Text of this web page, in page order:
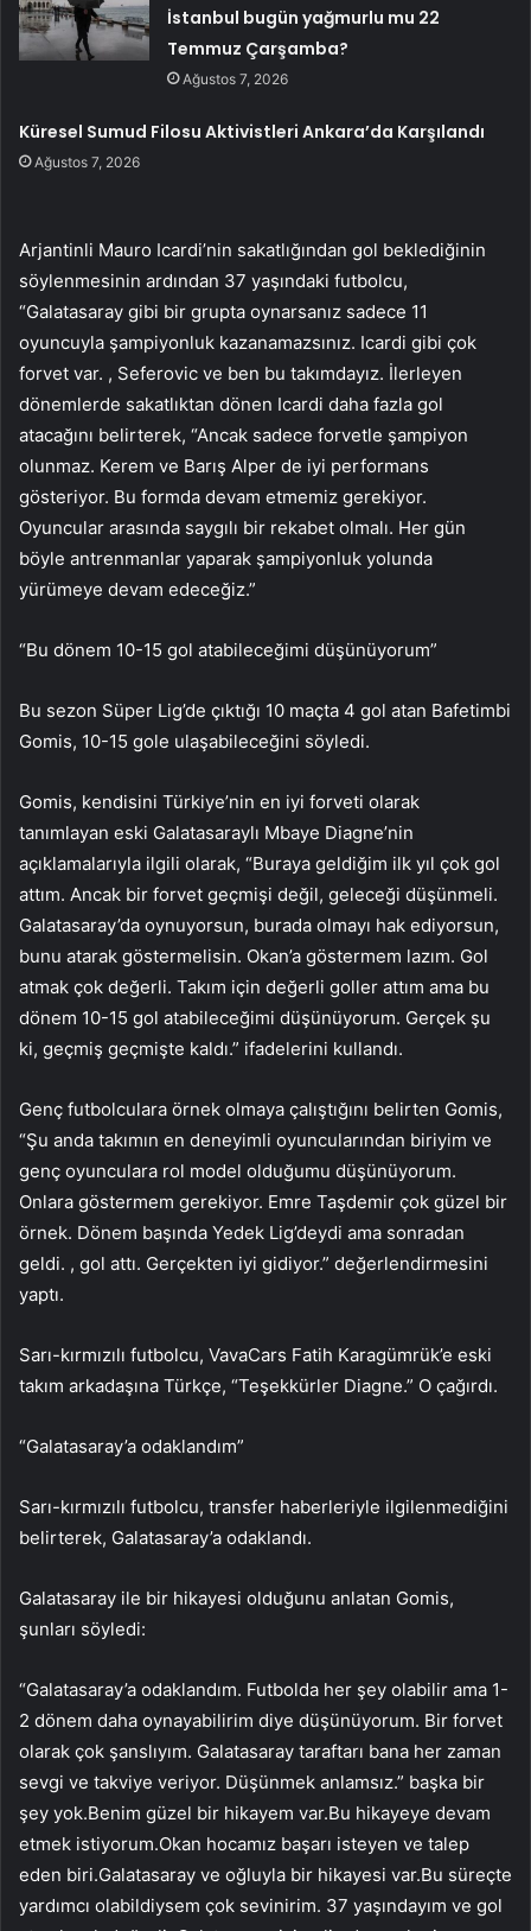
İstanbul bugün yağmurlu mu 22
Temmuz Çarşamba?
Ağustos 7, 2026
Küresel Sumud Filosu Aktivistleri Ankara’da Karşılandı
Ağustos 7, 2026
Arjantinli Mauro Icardi’nin sakatlığından gol beklediğinin
söylenmesinin ardından 37 yaşındaki futbolcu,
“Galatasaray gibi bir grupta oynarsanız sadece 11
oyuncuyla şampiyonluk kazanamazsınız. Icardi gibi çok
forvet var. , Seferovic ve ben bu takımdayız. İlerleyen
dönemlerde sakatlıktan dönen Icardi daha fazla gol
atacağını belirterek, “Ancak sadece forvetle şampiyon
olunmaz. Kerem ve Barış Alper de iyi performans
gösteriyor. Bu formda devam etmemiz gerekiyor.
Oyuncular arasında saygılı bir rekabet olmalı. Her gün
böyle antrenmanlar yaparak şampiyonluk yolunda
yürümeye devam edeceğiz.”
“Bu dönem 10-15 gol atabileceğimi düşünüyorum”
Bu sezon Süper Lig’de çıktığı 10 maçta 4 gol atan Bafetimbi
Gomis, 10-15 gole ulaşabileceğini söyledi.
Gomis, kendisini Türkiye’nin en iyi forveti olarak
tanımlayan eski Galatasaraylı Mbaye Diagne’nin
açıklamalarıyla ilgili olarak, “Buraya geldiğim ilk yıl çok gol
attım. Ancak bir forvet geçmişi değil, geleceği düşünmeli.
Galatasaray’da oynuyorsun, burada olmayı hak ediyorsun,
bunu atarak göstermelisin. Okan’a göstermem lazım. Gol
atmak çok değerli. Takım için değerli goller attım ama bu
dönem 10-15 gol atabileceğimi düşünüyorum. Gerçek şu
ki, geçmiş geçmişte kaldı.” ifadelerini kullandı.
Genç futbolculara örnek olmaya çalıştığını belirten Gomis,
“Şu anda takımın en deneyimli oyuncularından biriyim ve
genç oyunculara rol model olduğumu düşünüyorum.
Onlara göstermem gerekiyor. Emre Taşdemir çok güzel bir
örnek. Dönem başında Yedek Lig’deydi ama sonradan
geldi. , gol attı. Gerçekten iyi gidiyor.” değerlendirmesini
yaptı.
Sarı-kırmızılı futbolcu, VavaCars Fatih Karagümrük’e eski
takım arkadaşına Türkçe, “Teşekkürler Diagne.” O çağırdı.
“Galatasaray’a odaklandım”
Sarı-kırmızılı futbolcu, transfer haberleriyle ilgilenmediğini
belirterek, Galatasaray’a odaklandı.
Galatasaray ile bir hikayesi olduğunu anlatan Gomis,
şunları söyledi:
“Galatasaray’a odaklandım. Futbolda her şey olabilir ama 1-
2 dönem daha oynayabilirim diye düşünüyorum. Bir forvet
olarak çok şanslıyım. Galatasaray taraftarı bana her zaman
sevgi ve takviye veriyor. Düşünmek anlamsız.” başka bir
şey yok.Benim güzel bir hikayem var.Bu hikayeye devam
etmek istiyorum.Okan hocamız başarı isteyen ve talep
eden biri.Galatasaray ve oğluyla bir hikayesi var.Bu süreçte
yardımcı olabildiysem çok sevinirim. 37 yaşındayım ve gol